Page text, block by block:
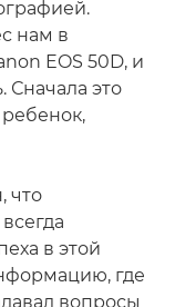
нам в
EOS 50D, и
Сначала это
что
в этой
где
вопросы